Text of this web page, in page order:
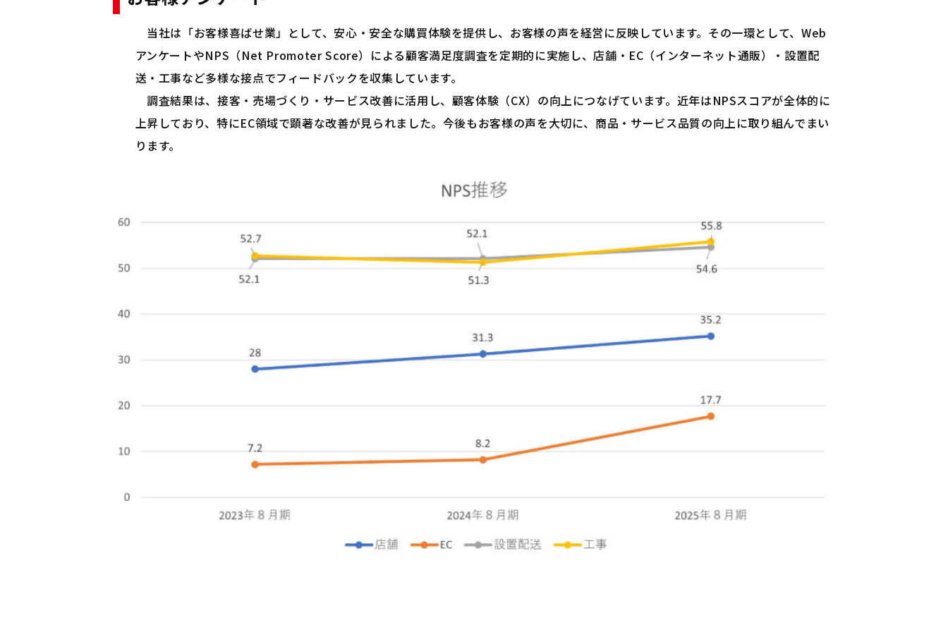
当社は「お客様喜ばせ業」として、安心・安全な購買体験を提供し、お客様の声を経営に反映しています。その一環として、Web
アンケートやNPS（Net Promoter Score）による顧客満足度調査を定期的に実施し、店舗・EC（インターネット通販）・設置配
送・工事など多様な接点でフィードバックを収集しています。
調査結果は、接客・売場づくり・サービス改善に活用し、顧客体験（CX）の向上につなげています。近年はNPSスコアが全体的に
上昇しており、特にEC領域で顕著な改善が見られました。今後もお客様の声を大切に、商品・サービス品質の向上に取り組んでまい
ります。